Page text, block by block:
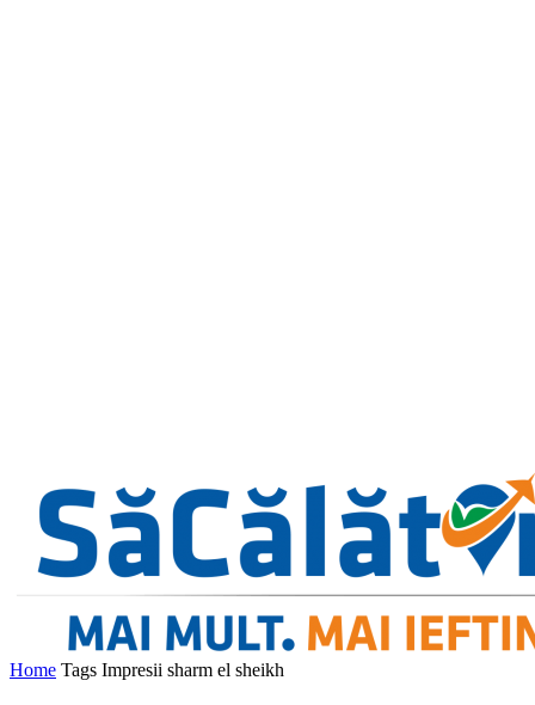
Home Tags Impresii sharm el sheikh